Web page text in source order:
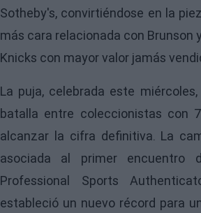
Sotheby's, convirtiéndose en la
más cara relacionada con Brunson
Knicks con mayor valor jamás
La puja, celebrada este
batalla entre coleccionistas con
alcanzar la cifra definitiva. La
asociada al primer encuentro
Professional Sports
estableció un nuevo récord para